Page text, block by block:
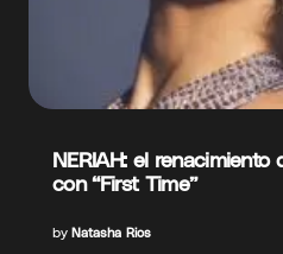
NERIAH: el
con “First Time”
by Natasha Rios